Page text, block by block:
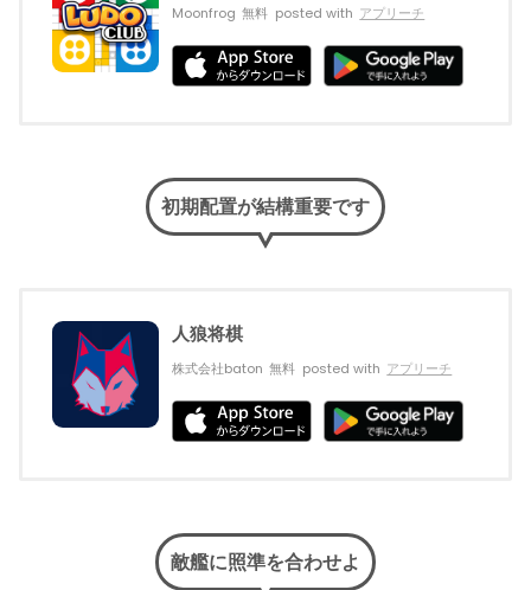
Moonfrog 無料 posted with アプリーチ
初期配置が結構重要です
人狼将棋
株式会社baton 無料 posted with アプリーチ
敵艦に照準を合わせよ